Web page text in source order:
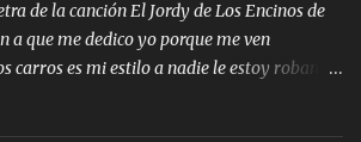
de la canción El Jordy de Los Encinos de
a que me dedico yo porque me ven
carros es mi estilo a nadie le estoy robando